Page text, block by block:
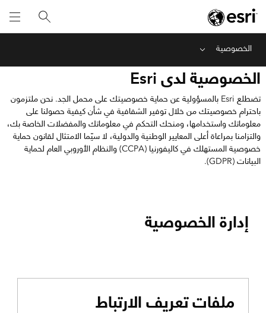
الخصوصية Menu
الخصوصية لدى Esri
تضطلع Esri بالمسؤولية عن حماية خصوصيتك على محمل الجد. نحن ملتزمون
باحترام خصوصيتك من خلال توفير الشفافية في شأن كيفية حصولنا على
معلوماتك واستخدامها، ومنحك التحكم في معلوماتك والمفضلات الخاصة بك،
والتزامنا بمراعاة أعلى المعايير الوطنية والدولية، لا سيّما الامتثال لقانون حماية
خصوصية المستهلك في كاليفورنيا (CCPA) والنظام الأوروبي العام لحماية
البيانات (GDPR).
إدارة الخصوصية
ملفات تعريف الارتباط